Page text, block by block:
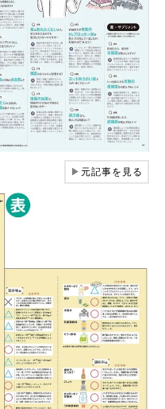
▶元記事を見る